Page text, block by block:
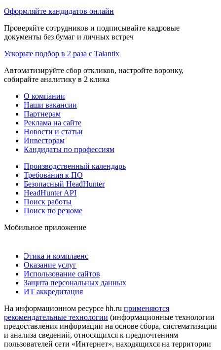
Оформляйте кандидатов онлайн
Проверяйте сотрудников и подписывайте кадровые
документы без бумаг и личных встреч
Ускорьте подбор в 2 раза с Talantix
Автоматизируйте сбор откликов, настройте воронку,
собирайте аналитику в 2 клика
О компании
Наши вакансии
Партнерам
Реклама на сайте
Новости и статьи
Инвесторам
Кандидаты по профессиям
Производственный календарь
Требования к ПО
Безопасный HeadHunter
HeadHunter API
Поиск работы
Поиск по резюме
Мобильное приложение
Этика и комплаенс
Оказание услуг
Использование сайтов
Защита персональных данных
ИТ аккредитация
На информационном ресурсе hh.ru применяются
рекомендательные технологии (информационные технологии
предоставления информации на основе сбора, систематизации
и анализа сведений, относящихся к предпочтениям
пользователей сети «Интернет», находящихся на территории